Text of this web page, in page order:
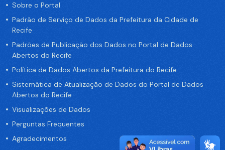
Sobre o Portal
Padrão de Serviço de Dados da Prefeitura da Cidade de
Recife
Padrões de Publicação dos Dados no Portal de Dados
Abertos do Recife
Política de Dados Abertos da Prefeitura do Recife
Sistemática de Atualização de Dados do Portal de Dados
Abertos do Recife
Visualizações de Dados
Perguntas Frequentes
Agradecimentos